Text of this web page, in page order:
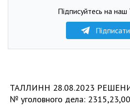
Підписуйтесь на
ТАЛЛИНН 28.08.2023
№ уголовного дела: